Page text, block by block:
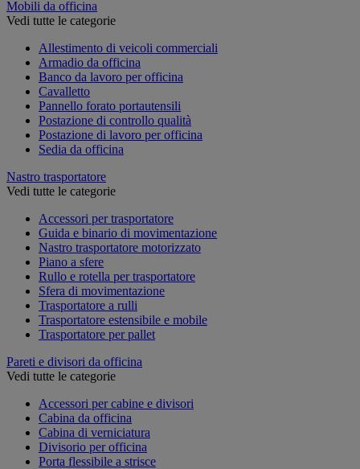
Mobili da officina
Vedi tutte le categorie
Allestimento di veicoli commerciali
Armadio da officina
Banco da lavoro per officina
Cavalletto
Pannello forato portautensili
Postazione di controllo qualità
Postazione di lavoro per officina
Sedia da officina
Nastro trasportatore
Vedi tutte le categorie
Accessori per trasportatore
Guida e binario di movimentazione
Nastro trasportatore motorizzato
Piano a sfere
Rullo e rotella per trasportatore
Sfera di movimentazione
Trasportatore a rulli
Trasportatore estensibile e mobile
Trasportatore per pallet
Pareti e divisori da officina
Vedi tutte le categorie
Accessori per cabine e divisori
Cabina da officina
Cabina di verniciatura
Divisorio per officina
Porta flessibile a strisce